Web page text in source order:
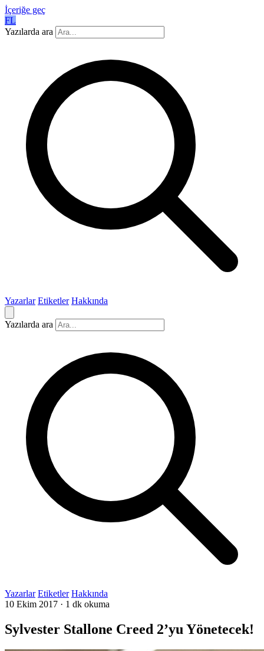
İçeriğe geç
FL
Yazılarda ara
Yazarlar Etiketler Hakkında
Yazılarda ara
Yazarlar Etiketler Hakkında
10 Ekim 2017 · 1 dk okuma
Sylvester Stallone Creed 2’yu Yönetecek!